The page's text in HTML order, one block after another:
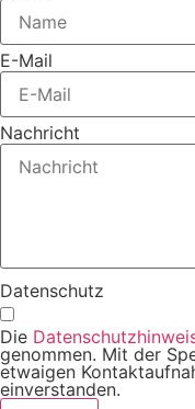
E-Mail
Nachricht
Datenschutz
Die
genommen. Mit der
etwaigen
einverstanden.